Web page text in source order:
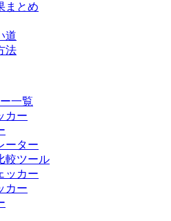
まとめ
道
法
一覧
カー
ーター
較ツール
ッカー
カー